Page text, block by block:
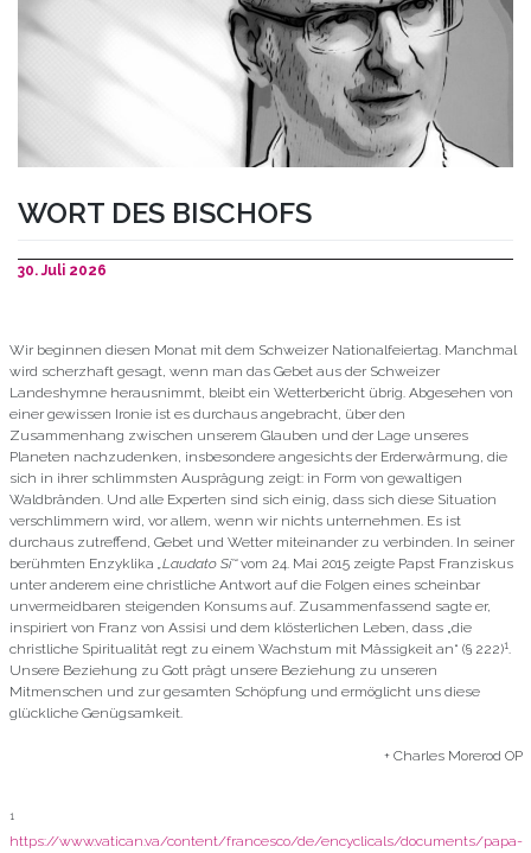
WORT DES BISCHOFS
30. Juli 2026
Wir beginnen diesen Monat mit dem Schweizer Nationalfeiertag. Manchmal
wird scherzhaft gesagt, wenn man das Gebet aus der Schweizer
Landeshymne herausnimmt, bleibt ein Wetterbericht übrig. Abgesehen von
einer gewissen Ironie ist es durchaus angebracht, über den
Zusammenhang zwischen unserem Glauben und der Lage unseres
Planeten nachzudenken, insbesondere angesichts der Erderwärmung, die
sich in ihrer schlimmsten Ausprägung zeigt: in Form von gewaltigen
Waldbränden. Und alle Experten sind sich einig, dass sich diese Situation
verschlimmern wird, vor allem, wenn wir nichts unternehmen. Es ist
durchaus zutreffend, Gebet und Wetter miteinander zu verbinden. In seiner
berühmten Enzyklika „Laudato Si’“vom 24. Mai 2015 zeigte Papst Franziskus
unter anderem eine christliche Antwort auf die Folgen eines scheinbar
unvermeidbaren steigenden Konsums auf. Zusammenfassend sagte er,
inspiriert von Franz von Assisi und dem klösterlichen Leben, dass „die
christliche Spiritualität regt zu einem Wachstum mit Mässigkeit an“ (§ 222)1.
Unsere Beziehung zu Gott prägt unsere Beziehung zu unseren
Mitmenschen und zur gesamten Schöpfung und ermöglicht uns diese
glückliche Genügsamkeit.
+ Charles Morerod OP
1
https://www.vatican.va/content/francesco/de/encyclicals/documents/papa-